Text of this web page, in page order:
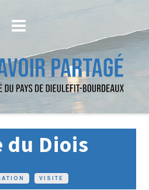
VISITE
du Diois